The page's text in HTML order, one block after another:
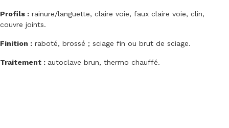
Profils : rainure/languette, claire voie, faux claire voie, clin,
couvre joints.
Finition : raboté, brossé ; sciage fin ou brut de sciage.
Traitement : autoclave brun, thermo chauffé.